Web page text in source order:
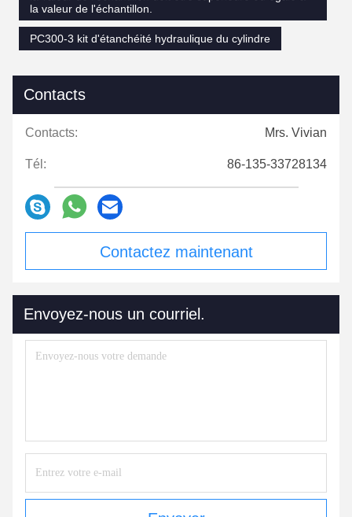
la valeur de l'échantillon.
PC300-3 kit d'étanchéité hydraulique du cylindre
Contacts
Contacts: Mrs. Vivian
Tél: 86-135-33728134
Contactez maintenant
Envoyez-nous un courriel.